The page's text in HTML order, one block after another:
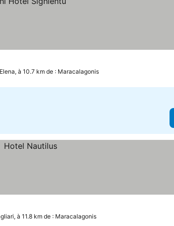
à 10.7 km de : Maracalagonis
à 11.8 km de : Maracalagonis